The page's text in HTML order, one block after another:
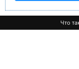
Что